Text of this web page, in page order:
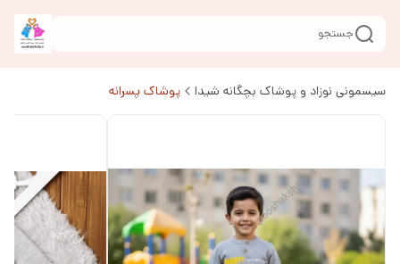
جستجو
سیسمونی نوزاد و پوشاک بچگانه شیدا پوشاک پسرانه